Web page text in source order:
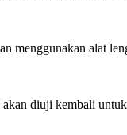
menggunakan alat
akan diuji kembali